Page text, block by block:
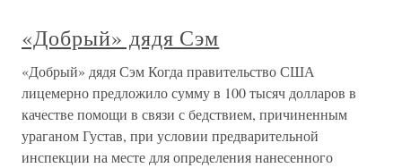
«Добрый» дядя Сэм
«Добрый» дядя Сэм Когда правительство США
лицемерно предложило сумму в 100 тысяч долларов в
качестве помощи в связи с бедствием, причиненным
ураганом Густав, при условии предварительной
инспекции на месте для определения нанесенного